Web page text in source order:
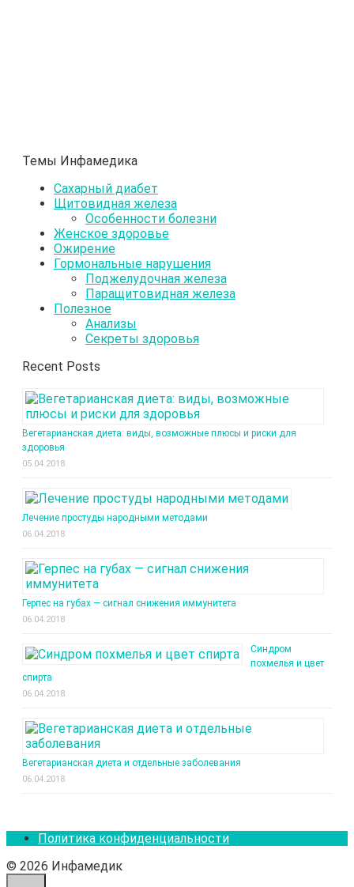
Темы Инфамедика
Сахарный диабет
Щитовидная железа
Особенности болезни
Женское здоровье
Ожирение
Гормональные нарушения
Поджелудочная железа
Паращитовидная железа
Полезное
Анализы
Секреты здоровья
Recent Posts
Вегетарианская диета: виды, возможные плюсы и риски для
здоровья
05.04.2018
Лечение простуды народными методами
06.04.2018
Герпес на губах — сигнал снижения иммунитета
06.04.2018
Синдром
похмелья и цвет
спирта
06.04.2018
Вегетарианская диета и отдельные заболевания
06.04.2018
Политика конфиденциальности
© 2026 Инфамедик